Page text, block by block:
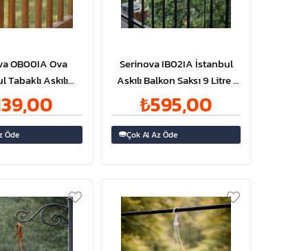
OB00IA Ova
Tabaklı Askılı
2.2 Litre |
ID2939
Öde
Serinova IB02IA İstanbul
Askılı Balkon Saksı 9 Litre |
ID2938
₺595,00
Çok Al Az Öde